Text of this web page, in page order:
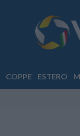
COPPE ESTERO